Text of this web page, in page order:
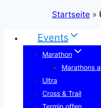
Startseite »
Zum
Inhalt
Events
Marathon
Marathons
Ultra
Cross & Trail
Termin offen